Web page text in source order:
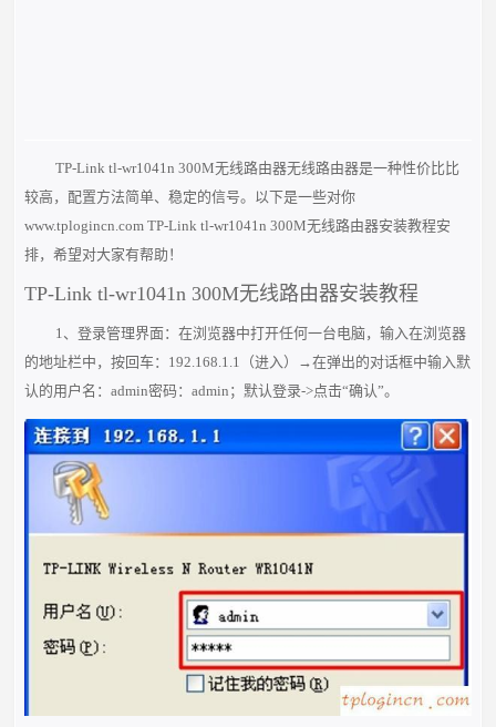
TP-Link tl-wr1041n 300M无线路由器无线路由器是一种性价比比
较高，配置方法简单、稳定的信号。以下是一些对你
www.tplogincn.com TP-Link tl-wr1041n 300M无线路由器安装教程安
排，希望对大家有帮助！
TP-Link tl-wr1041n 300M无线路由器安装教程
1、登录管理界面：在浏览器中打开任何一台电脑，输入在浏览器
的地址栏中，按回车：192.168.1.1（进入）→在弹出的对话框中输入默
认的用户名：admin密码：admin；默认登录->点击“确认”。